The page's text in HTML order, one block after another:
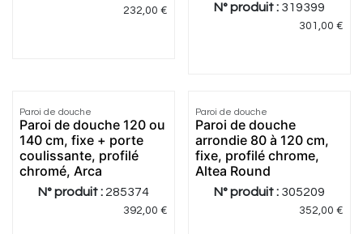
232,00 € N° produit : 319399
301,00 €
Paroi de douche
Paroi de douche 120 ou
140 cm, fixe + porte
coulissante, profilé
chromé, Arca
N° produit : 285374
392,00 €
Paroi de douche
Paroi de douche
arrondie 80 à 120 cm,
fixe, profilé chrome,
Altea Round
N° produit : 305209
352,00 €